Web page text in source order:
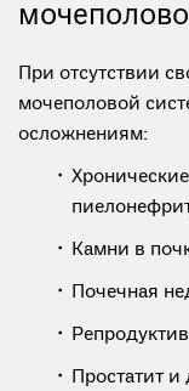
При отсутствии
мочеполовой
осложнениям:
Камни в
Почечная
Простатит и